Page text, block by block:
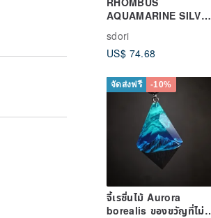
AQUAMARINE SILVER
NECKLACE( SILVER/
ROSE GOLD ) |
AQUAMARINE
sdori
US$ 74.68
จัดส่งฟรี -10%
จี้เรซิ่นไม้ Aurora
borealis ของขวัญที่ไม่